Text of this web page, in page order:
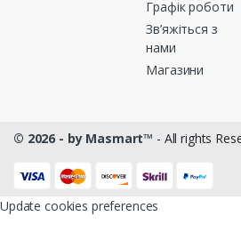
Графік роботи
Зв’яжіться з
нами
Магазини
© 2026 - by Masmart™ - All rights
Update cookies preferences